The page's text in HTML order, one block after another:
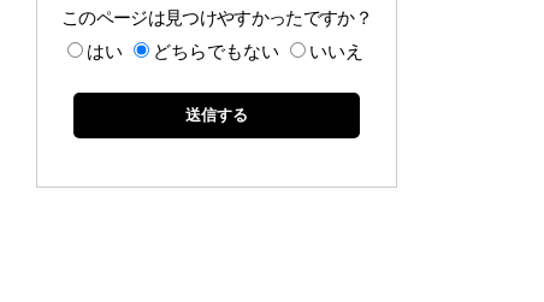
このページは見つけやすかったですか？
はい
どちらでもない いいえ